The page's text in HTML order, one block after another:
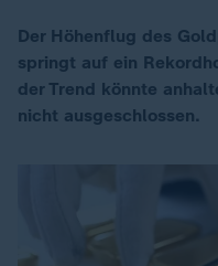
Der Höhenflug des
springt auf ein
der Trend könnte
nicht ausgeschlossen.